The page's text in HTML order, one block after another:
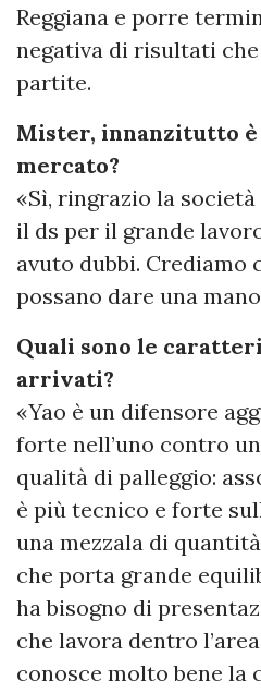
Reggiana e porre
negativa di risultati
partite.
Mister, innanzitutto
mercato?
«Sì, ringrazio la
il ds per il grande
avuto dubbi. Crediamo
possano dare una
Quali sono le
arrivati?
«Yao è un difensore
forte nell’uno contro
qualità di palleggio:
è più tecnico e forte
una mezzala di
che porta grande
ha bisogno di
che lavora dentro
conosce molto bene la